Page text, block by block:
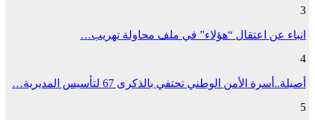
3
انباء عن اعتقال “هؤلاء” في ملف محاولة تهريب…
4
أصيلة..أسرة الأمن الوطني تحتفي بالذكرى 67 لتأسيس المديرية…
5